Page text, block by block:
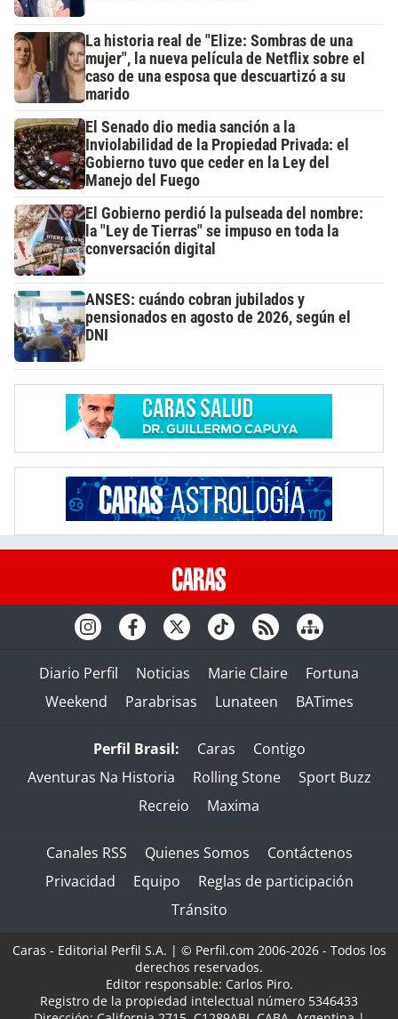
La historia real de "Elize: Sombras de una
mujer", la nueva película de Netflix sobre el
caso de una esposa que descuartizó a su
marido
El Senado dio media sanción a la
Inviolabilidad de la Propiedad Privada: el
Gobierno tuvo que ceder en la Ley del
Manejo del Fuego
El Gobierno perdió la pulseada del nombre:
la "Ley de Tierras" se impuso en toda la
conversación digital
ANSES: cuándo cobran jubilados y
pensionados en agosto de 2026, según el
DNI
Diario Perfil Noticias Marie Claire
Fortuna
Weekend
Parabrisas Lunateen BATimes
Perfil Brasil: Caras
Contigo
Aventuras Na Historia
Rolling Stone
Sport Buzz
Recreio
Maxima
Canales RSS Quienes Somos
Contáctenos
Privacidad
Equipo
Reglas de participación
Tránsito
Caras - Editorial Perfil S.A. | © Perfil.com 2006-2026 - Todos los
derechos reservados.
Editor responsable: Carlos Piro.
Registro de la propiedad intelectual número 5346433